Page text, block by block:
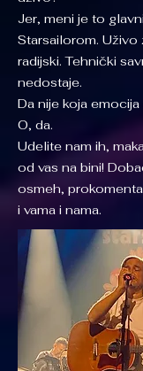
Jer, meni je to
Starsailorom.
radijski. Tehnički
nedostaje.
Da nije koja
O, da.
Udelite nam ih,
od vas na bini!
osmeh,
i vama i nama.